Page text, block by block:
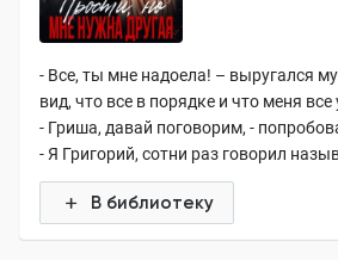
- Все, ты мне надоела! – выругался
вид, что все в порядке и что меня все
- Гриша, давай поговорим, -
- Я Григорий, сотни раз говорил
В библиотеку